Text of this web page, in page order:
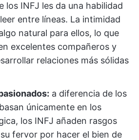
los INFJ les da una habilidad
entre líneas. La intimidad
natural para ellos, lo que
excelentes compañeros y
relaciones más sólidas
a diferencia de los
únicamente en los
los INFJ añaden rasgos
fervor por hacer el bien de